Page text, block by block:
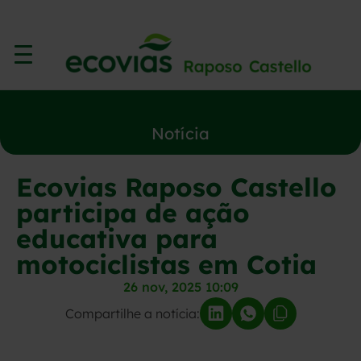
Notícia
Ecovias Raposo Castello
participa de ação
educativa para
motociclistas em Cotia
26 nov, 2025 10:09
Compartilhe a notícia: